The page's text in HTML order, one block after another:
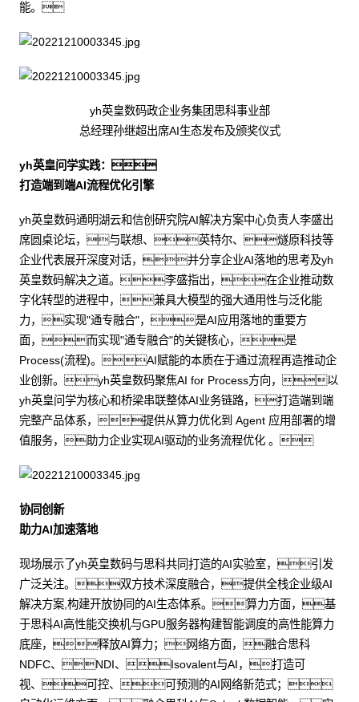
能。
yh英皇数码政企业务集团思科事业部
总经理孙继超出席AI生态发布及颁奖仪式
yh英皇问学实践：
打造端到端AI流程优化引擎
yh英皇数码通明湖云和信创研究院AI解决方案中心负责人李盛出
席圆桌论坛，与联想、英特尔、燧原科技等
企业代表展开深度对话，并分享企业AI落地的思考及yh
英皇数码解决之道。李盛指出，在企业推动数
字化转型的进程中，兼具大模型的强大通用性与泛化能
力，实现"通专融合"，是AI应用落地的重要方
面，而实现"通专融合"的关键核心，是
Process(流程)。AI赋能的本质在于通过流程再造推动企
业创新。yh英皇数码聚焦AI for Process方向，以
yh英皇问学为核心和桥梁串联整体AI业务链路，打造端到端
完整产品体系，提供从算力优化到 Agent 应用部署的增
值服务，助力企业实现AI驱动的业务流程优化 。
协同创新
助力AI加速落地
现场展示了yh英皇数码与思科共同打造的AI实验室，引发
广泛关注。双方技术深度融合，提供全栈企业级AI
解决方案,构建开放协同的AI生态体系。算力方面，基
于思科AI高性能交换机与GPU服务器构建智能调度的高性能算力
底座，释放AI算力；网络方面，融合思科
NDFC、NDI、Isovalent与AI，打造可
视、可控、可预测的AI网络新范式；